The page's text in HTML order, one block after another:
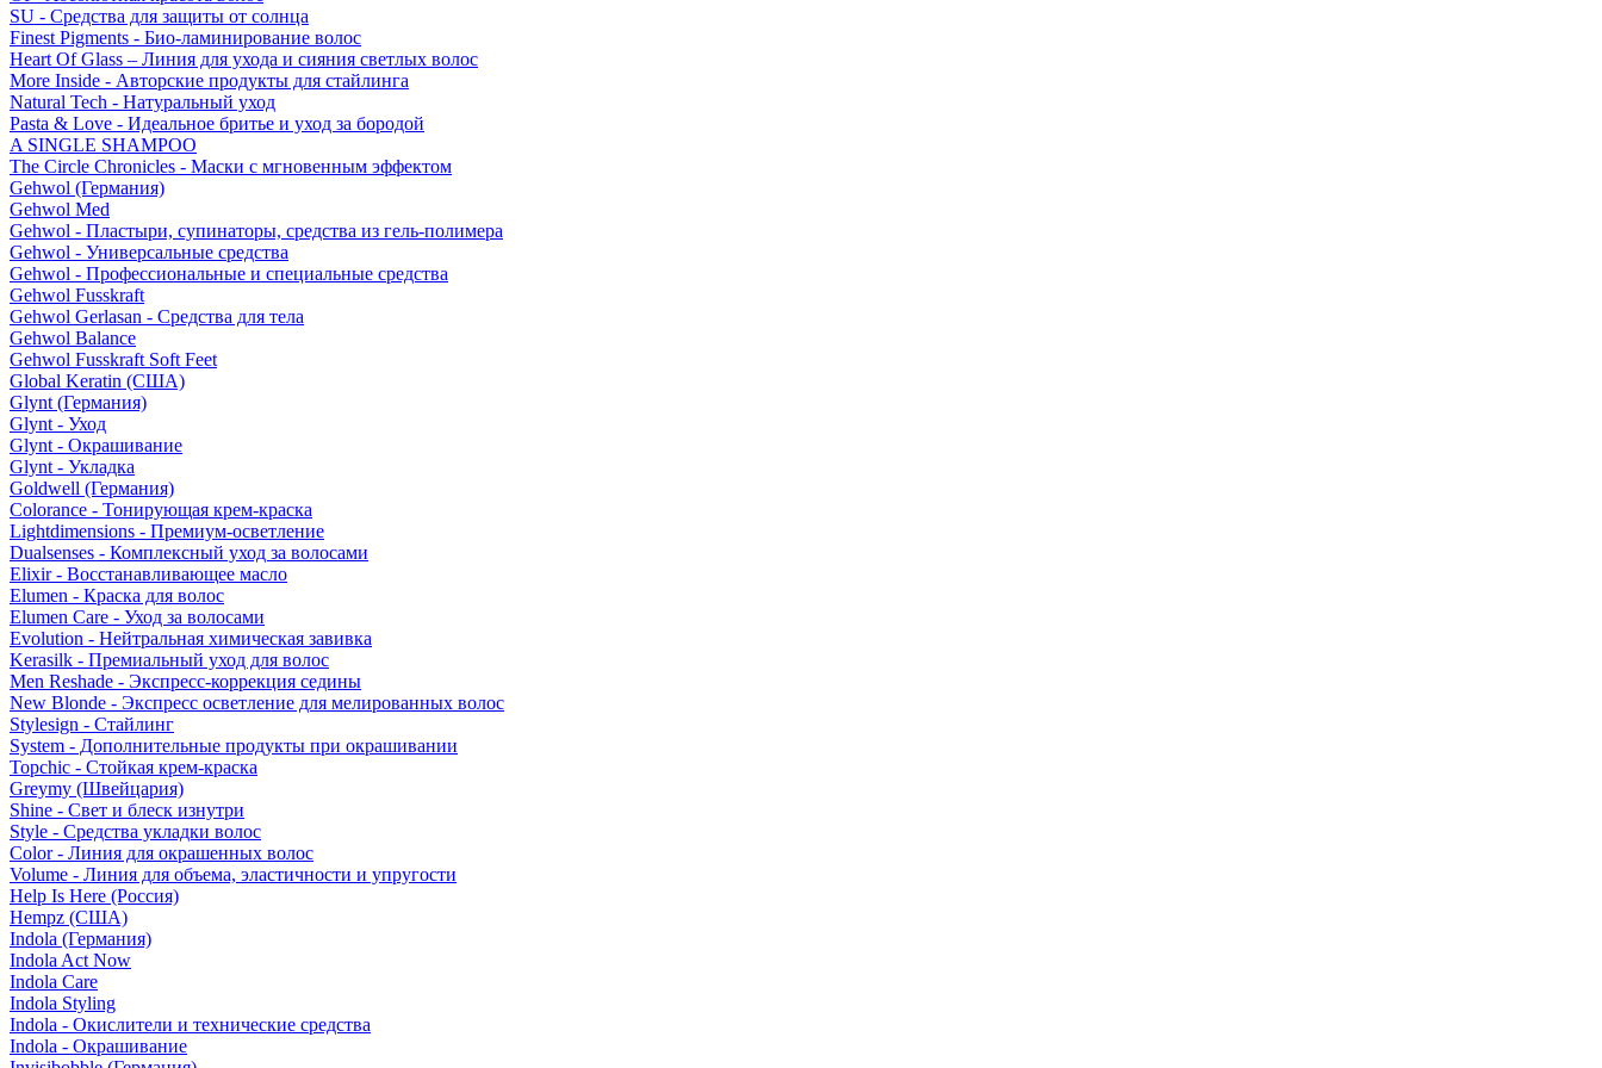
SU - Средства для защиты от солнца
Finest Pigments - Био-ламинирование волос
Heart Of Glass – Линия для ухода и сияния светлых волос
More Inside - Авторские продукты для стайлинга
Natural Tech - Натуральный уход
Pasta & Love - Идеальное бритье и уход за бородой
A SINGLE SHAMPOO
The Circle Chronicles - Маски с мгновенным эффектом
Gehwol (Германия)
Gehwol Med
Gehwol - Пластыри, супинаторы, средства из гель-полимера
Gehwol - Универсальные средства
Gehwol - Профессиональные и специальные средства
Gehwol Fusskraft
Gehwol Gerlasan - Средства для тела
Gehwol Balance
Gehwol Fusskraft Soft Feet
Global Keratin (США)
Glynt (Германия)
Glynt - Уход
Glynt - Окрашивание
Glynt - Укладка
Goldwell (Германия)
Colorance - Тонирующая крем-краска
Lightdimensions - Премиум-осветление
Dualsenses - Комплексный уход за волосами
Elixir - Восстанавливающее масло
Elumen - Краска для волос
Elumen Care - Уход за волосами
Evolution - Нейтральная химическая завивка
Kerasilk - Премиальный уход для волос
Men Reshade - Экспресс-коррекция седины
New Blonde - Экспресс осветление для мелированных волос
Stylesign - Стайлинг
System - Дополнительные продукты при окрашивании
Topchic - Стойкая крем-краска
Greymy (Швейцария)
Shine - Свет и блеск изнутри
Style - Средства укладки волос
Color - Линия для окрашенных волос
Volume - Линия для объема, эластичности и упругости
Help Is Here (Россия)
Hempz (США)
Indola (Германия)
Indola Act Now
Indola Care
Indola Styling
Indola - Окислители и технические средства
Indola - Окрашивание